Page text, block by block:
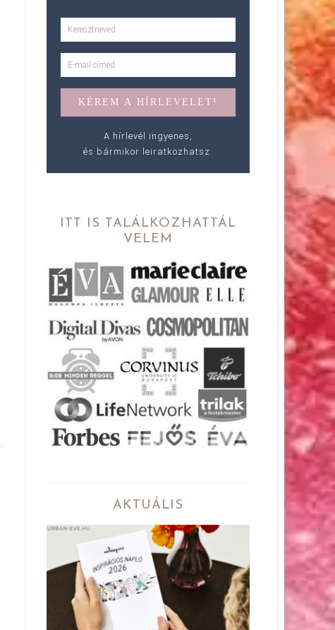
A hírlevél ingyenes,
és bármikor leiratkozhatsz.
ITT IS TALÁLKOZHATTÁL
VELEM
AKTUÁLIS